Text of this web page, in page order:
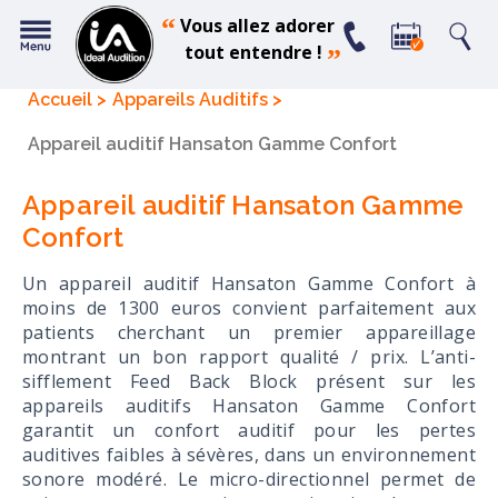
“Vous allez adorer
tout entendre ! ”
Accueil Appareils Auditifs
Appareil auditif Hansaton Gamme Confort
Appareil auditif Hansaton Gamme
Confort
Un appareil auditif Hansaton Gamme Confort à
moins de 1300 euros convient parfaitement aux
patients cherchant un premier appareillage
montrant un bon rapport qualité / prix. L’anti-
sifflement Feed Back Block présent sur les
appareils auditifs Hansaton Gamme Confort
garantit un confort auditif pour les pertes
auditives faibles à sévères, dans un environnement
sonore modéré. Le micro-directionnel permet de